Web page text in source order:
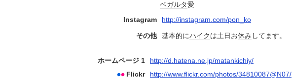
ベガルタ愛
Instagram
http://instagram.com/pon_ko
その他 基本的にハイクは土日お休み してます。
ホームページ 1
http://d.hatena.ne.jp/matankichiy/
Flickr
http://www.flickr.com/photos/34810087@N07/